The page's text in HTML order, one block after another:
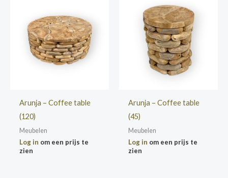
Arunja – Coffee table
(120)
Meubelen
Log in om een prijs te
zien
Arunja – Coffee table
(45)
Meubelen
Log in om een prijs te
zien